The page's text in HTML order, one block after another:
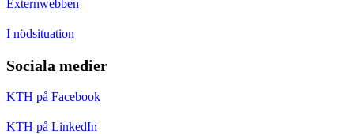
Externwebben
I nödsituation
Sociala medier
KTH på Facebook
KTH på LinkedIn